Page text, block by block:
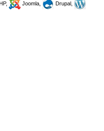
Joomla,
Drupal,